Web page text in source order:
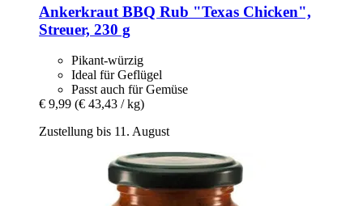
Ankerkraut BBQ Rub "Texas Chicken",
Streuer, 230 g
Pikant-würzig
Ideal für Geflügel
Passt auch für Gemüse
€ 9,99 (€ 43,43 / kg)
Zustellung bis 11. August